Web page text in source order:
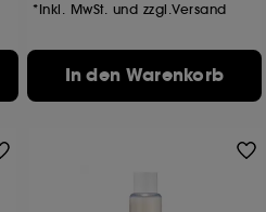
*Inkl. MwSt. und zzgl.Versand
In den Warenkorb